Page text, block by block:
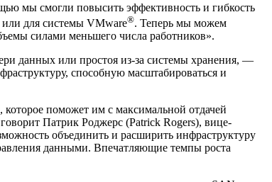
мы смогли повысить эффективность и гибкость
или для системы VMware®. Теперь мы можем
силами меньшего числа работников».
данных или простоя из-за системы хранения, —
способную масштабироваться и
поможет им с максимальной отдачей
Патрик Роджерс (Patrick Rogers), вице-
объединить и расширить инфраструктуру
данными. Впечатляющие темпы роста